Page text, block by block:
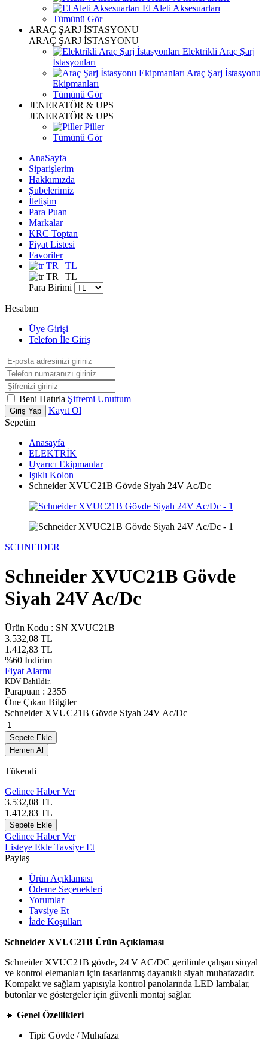
El Aleti Aksesuarları
Tümünü Gör
ARAÇ ŞARJ İSTASYONU
ARAÇ ŞARJ İSTASYONU
Elektrikli Araç Şarj
İstasyonları
Araç Şarj İstasyonu
Ekipmanları
Tümünü Gör
JENERATÖR & UPS
JENERATÖR & UPS
Piller
Tümünü Gör
AnaSayfa
Siparişlerim
Hakkımızda
Şubelerimiz
İletişim
Para Puan
Markalar
KRC Toptan
Fiyat Listesi
Favoriler
TR | TL
TR | TL
Para Birimi
Hesabım
Üye Girişi
Telefon İle Giriş
Beni Hatırla Şifremi Unuttum
Giriş Yap
Kayıt Ol
Sepetim
Anasayfa
ELEKTRİK
Uyarıcı Ekipmanlar
Işıklı Kolon
Schneider XVUC21B Gövde Siyah 24V Ac/Dc
SCHNEIDER
Schneider XVUC21B Gövde
Siyah 24V Ac/Dc
Ürün Kodu : SN XVUC21B
3.532,08 TL
1.412,83 TL
%60 İndirim
Fiyat Alarmı
KDV Dahildir.
Parapuan : 2355
Öne Çıkan Bilgiler
Schneider XVUC21B Gövde Siyah 24V Ac/Dc
Sepete Ekle
Hemen Al
Tükendi
Gelince Haber Ver
3.532,08 TL
1.412,83 TL
Sepete Ekle
Gelince Haber Ver
Listeye Ekle Tavsiye Et
Paylaş
Ürün Açıklaması
Ödeme Seçenekleri
Yorumlar
Tavsiye Et
İade Koşulları
Schneider XVUC21B Ürün Açıklaması
Schneider XVUC21B gövde, 24 V AC/DC gerilimle çalışan sinyal
ve kontrol elemanları için tasarlanmış dayanıklı siyah muhafazadır.
Kompakt ve sağlam yapısıyla kontrol panolarında LED lambalar,
butonlar ve göstergeler için güvenli montaj sağlar.
🔹 Genel Özellikleri
Tipi: Gövde / Muhafaza